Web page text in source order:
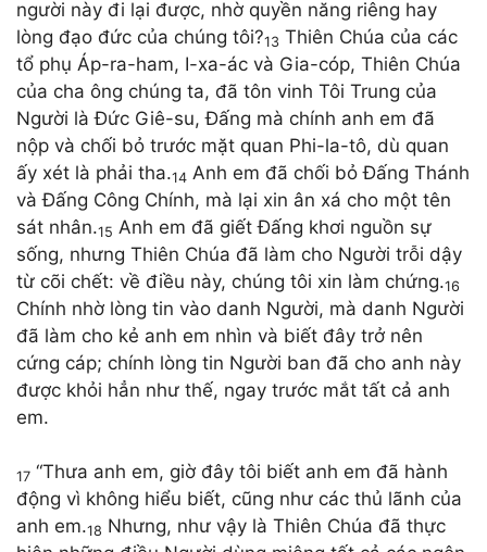
người này đi lại được, nhờ quyền năng riêng hay
lòng đạo đức của chúng tôi?13 Thiên Chúa của các
tổ phụ Áp-ra-ham, I-xa-ác và Gia-cóp, Thiên Chúa
của cha ông chúng ta, đã tôn vinh Tôi Trung của
Người là Đức Giê-su, Đấng mà chính anh em đã
nộp và chối bỏ trước mặt quan Phi-la-tô, dù quan
ấy xét là phải tha.14 Anh em đã chối bỏ Đấng Thánh
và Đấng Công Chính, mà lại xin ân xá cho một tên
sát nhân.15 Anh em đã giết Đấng khơi nguồn sự
sống, nhưng Thiên Chúa đã làm cho Người trỗi dậy
từ cõi chết: về điều này, chúng tôi xin làm chứng.16
Chính nhờ lòng tin vào danh Người, mà danh Người
đã làm cho kẻ anh em nhìn và biết đây trở nên
cứng cáp; chính lòng tin Người ban đã cho anh này
được khỏi hẳn như thế, ngay trước mắt tất cả anh
em.
17 “Thưa anh em, giờ đây tôi biết anh em đã hành
động vì không hiểu biết, cũng như các thủ lãnh của
anh em.18 Nhưng, như vậy là Thiên Chúa đã thực